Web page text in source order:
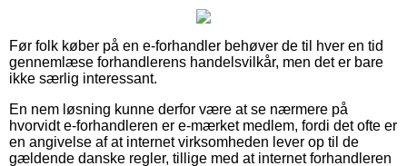
Før folk køber på en e-forhandler behøver de til hver en tid
gennemlæse forhandlerens handelsvilkår, men det er bare
ikke særlig interessant.
En nem løsning kunne derfor være at se nærmere på
hvorvidt e-forhandleren er e-mærket medlem, fordi det ofte er
en angivelse af at internet virksomheden lever op til de
gældende danske regler, tillige med at internet forhandleren